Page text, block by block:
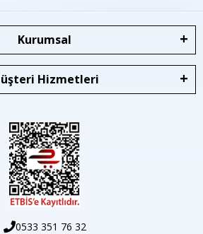
Kurumsal
Hizmetleri
0533 351 76 32